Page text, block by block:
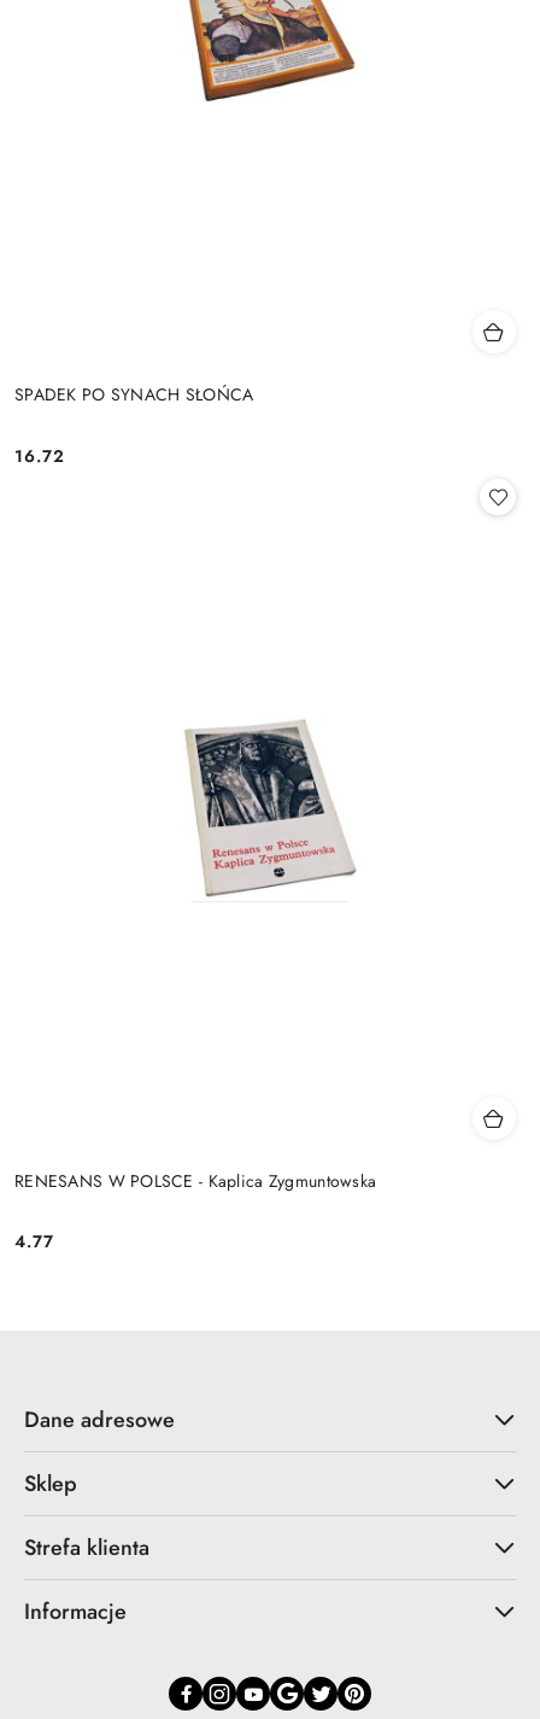
SPADEK PO SYNACH SŁOŃCA
Cena:
16.72
RENESANS W POLSCE - Kaplica Zygmuntowska
Cena:
4.77
Dane adresowe
Sklep
Strefa klienta
Informacje